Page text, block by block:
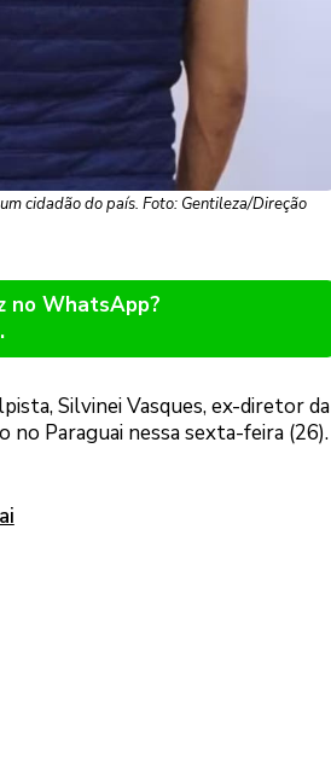
cidadão do país. Foto: Gentileza/Direção
no WhatsApp?
Silvinei Vasques, ex-diretor da
no Paraguai nessa sexta-feira (26).